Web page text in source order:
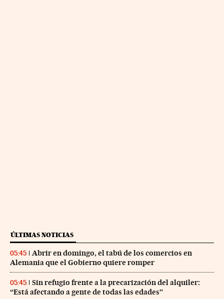
ÚLTIMAS NOTICIAS
05:45
Abrir en domingo, el tabú de los comercios en
Alemania que el Gobierno quiere romper
05:45
Sin refugio frente a la precarización del alquiler:
“Está afectando a gente de todas las edades”